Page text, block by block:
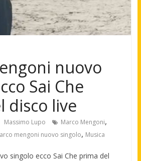
nuovo
Sai Che
disco live
Massimo Lupo Marco Mengoni,
mengoni nuovo singolo, Musica
singolo ecco Sai Che prima del